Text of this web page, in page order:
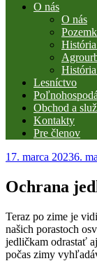
O nás
O nás
Lesníctvo
Obchod a
Kontakty
Pre členov
Publikované
17. marca 20236.
Ochrana
Teraz po zime je
našich porastoch
jedličkam odrastať
počas zimy